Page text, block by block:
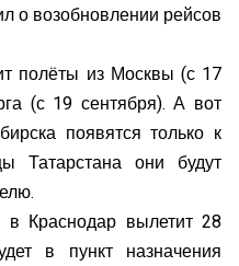
о возобновлении рейсов
полёты из Москвы (с 17
(с 19 сентября). А вот
появятся только к
Татарстана они будут
Краснодар вылетит 28
в пункт назначения